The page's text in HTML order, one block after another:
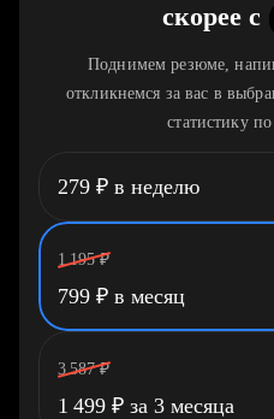
скорее c
Поднимем резюме,
откликнемся за вас в
статистику
279 ₽ в неделю
1 195 ₽
799 ₽ в месяц
3 587 ₽
1 499 ₽ за 3 месяца